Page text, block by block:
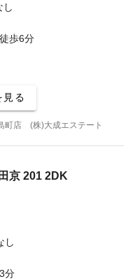
し
徒歩6分
見る
町店 (株)大成エステート
京 201 2DK
し
分